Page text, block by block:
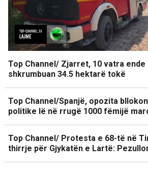
Top Channel/ Zjarret, 10 vatra
shkrumbuan 34.5 hektarë tokë
Top Channel/Spanjë, opozita
politike lë në rrugë 1000 fëmijë
Top Channel/ Protesta e 68-të në
thirrje për Gjykatën e Lartë: